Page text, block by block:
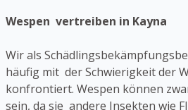
Wespen vertreiben in Kayna
Wir als
häufig mit der Schwierigkeit der
konfrontiert. Wespen können
sein, da sie andere Insekten wie